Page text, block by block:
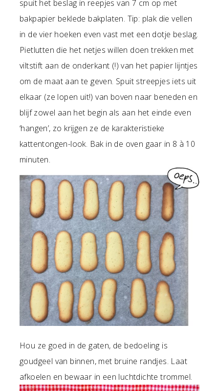
spuit het beslag in reepjes van 7 cm op met
bakpapier beklede bakplaten. Tip: plak die vellen
in de vier hoeken even vast met een dotje beslag.
Pietlutten die het netjes willen doen trekken met
viltstift aan de onderkant (!) van het papier lijntjes
om de maat aan te geven. Spuit streepjes iets uit
elkaar (ze lopen uit!) van boven naar beneden en
blijf zowel aan het begin als aan het einde even
‘hangen’, zo krijgen ze de karakteristieke
kattentongen-look. Bak in de oven gaar in 8 à 10
minuten.
Hou ze goed in de gaten, de bedoeling is
goudgeel van binnen, met bruine randjes. Laat
afkoelen en bewaar in een luchtdichte trommel.